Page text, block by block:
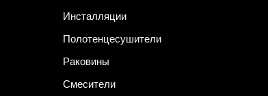
Инсталляции
Полотенцесушители
Раковины
Смесители